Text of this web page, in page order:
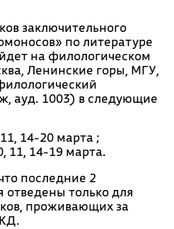
заключительного
по литературе
на филологическом
Ленинские горы, МГУ,
ауд. 1003) в следующие
14-20 марта ;
11, 14-19 марта.
последние 2
только для
проживающих за